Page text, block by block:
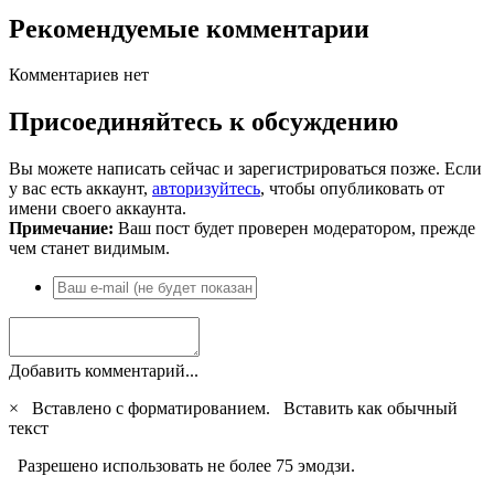
Рекомендуемые комментарии
Комментариев нет
Присоединяйтесь к обсуждению
Вы можете написать сейчас и зарегистрироваться позже. Если
у вас есть аккаунт, авторизуйтесь, чтобы опубликовать от
имени своего аккаунта.
Примечание: Ваш пост будет проверен модератором, прежде
чем станет видимым.
Добавить комментарий...
×
Вставлено с форматированием. Вставить как обычный
текст
Разрешено использовать не более 75 эмодзи.